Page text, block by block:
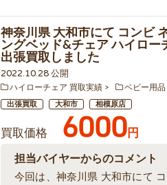
神奈川県 大和市にて コンビ
ングベッド&チェア ハイロー
出張買取しました
2022.10.28 公開
ハイローチェア 買取実績 ベビー用
出張買取 大和市 相模原店
買取価格 6000円
担当バイヤーからのコメント
今回は、神奈川県 大和市にて